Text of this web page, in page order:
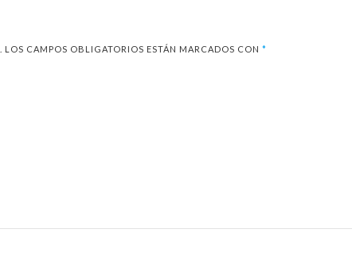
LOS CAMPOS OBLIGATORIOS ESTÁN MARCADOS CON *